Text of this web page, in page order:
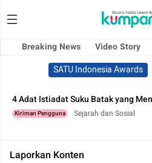
Breaking News Video Story
SATU Indonesia Awards
4 Adat Istiadat Suku Batak yang
Kiriman Pengguna Sejarah dan Sosial
Laporkan Konten